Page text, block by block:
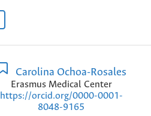
Carolina Ochoa-Rosales
Erasmus Medical Center
https://orcid.org/0000-0001-
8048-9165